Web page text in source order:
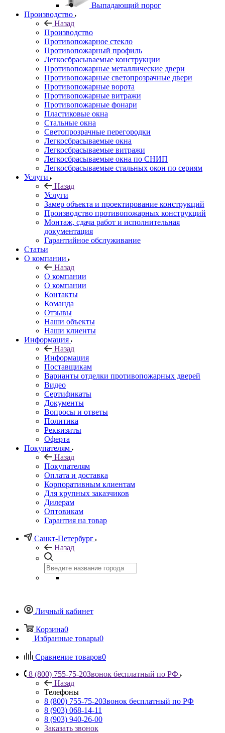
Выпадающий порог
Производство
Назад
Производство
Противопожарное стекло
Противопожарный профиль
Легкосбрасываемые конструкции
Противопожарные металлические двери
Противопожарные светопрозрачные двери
Противопожарные ворота
Противопожарные витражи
Противопожарные фонари
Пластиковые окна
Стальные окна
Светопрозрачные перегородки
Легкосбрасываемые окна
Легкосбрасываемые витражи
Легкосбрасываемые окна по СНИП
Легкосбрасываемые стальных окон по сериям
Услуги
Назад
Услуги
Замер объекта и проектирование конструкций
Производство противопожарных конструкций
Монтаж, сдача работ и исполнительная
документация
Гарантийное обслуживание
Статьи
О компании
Назад
О компании
О компании
Контакты
Команда
Отзывы
Наши объекты
Наши клиенты
Информация
Назад
Информация
Поставщикам
Варианты отделки противопожарных дверей
Видео
Сертификаты
Документы
Вопросы и ответы
Политика
Реквизиты
Оферта
Покупателям
Назад
Покупателям
Оплата и доставка
Корпоративным клиентам
Для крупных заказчиков
Дилерам
Оптовикам
Гарантия на товар
Санкт-Петербург
Назад
Личный кабинет
Корзина0
Избранные товары0
Сравнение товаров0
8 (800) 755-75-20Звонок бесплатный по РФ
Назад
Телефоны
8 (800) 755-75-20Звонок бесплатный по РФ
8 (903) 068-14-11
8 (903) 940-26-00
Заказать звонок